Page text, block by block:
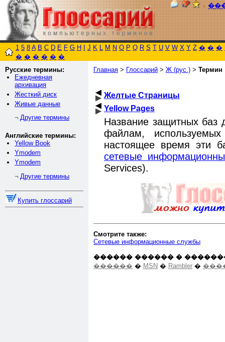
٠
1 5 8 A B C D E F G H J K L M N O P Q R S T U V W X Y Z � � �
� � � � � �
Русские термины:
Ежедневная
архивация
Жесткий диск
Живые данные
¬ Другие термины
Английские термины:
Yellow Book
Ymodem
Ymodem
¬ Другие термины
Купить глоссарий
Главная > Глоссарий > Ж (рус.) > Термин
Желтые Страницы
Yellow Pages
Название защитных баз
файлам,
настоящее время эти
сетевые
Services).
Смотрите также:
Сетевые информационные службы
������ ������ �
������ � MSN � Rambler �